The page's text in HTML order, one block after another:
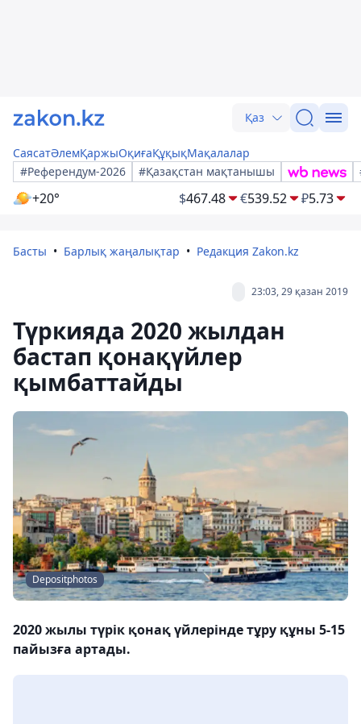
Қаз
СаясатӘлемҚаржыОқиғаҚұқықМақалалар
#Референдум-2026
#Қазақстан мақтанышы
+20° $467.48 €539.52 ₽5.73
Басты Барлық жаңалықтар Редакция Zakon.kz
23:03, 29 қазан 2019
Түркияда 2020 жылдан
бастап қонақүйлер
қымбаттайды
Depositphotos
2020 жылы түрік қонақ үйлерінде тұру құны 5-15
пайызға артады.